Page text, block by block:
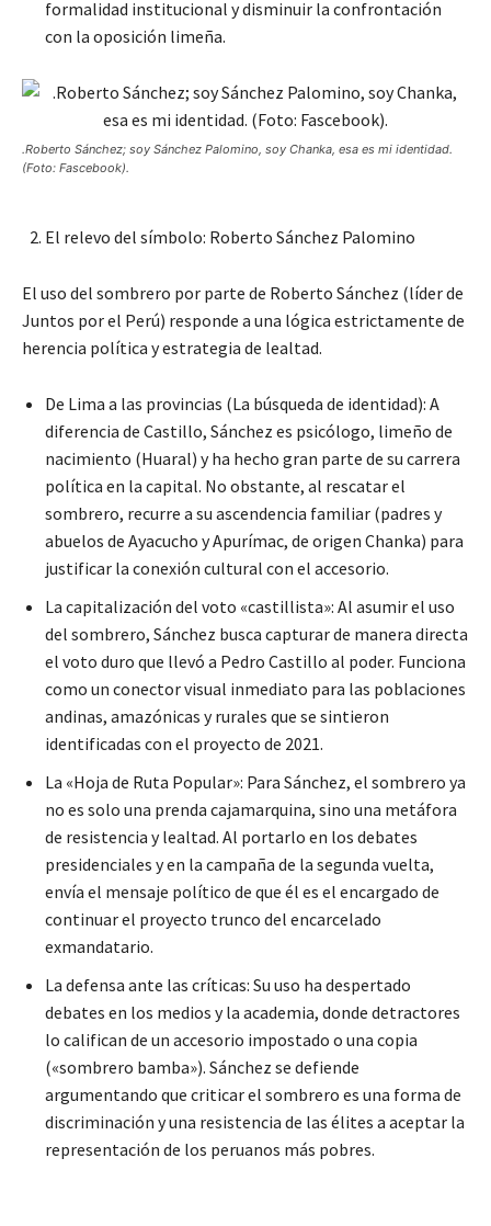
formalidad institucional y disminuir la confrontación
con la oposición limeña.
.Roberto Sánchez; soy Sánchez Palomino, soy Chanka, esa es mi identidad.
(Foto: Fascebook).
El relevo del símbolo: Roberto Sánchez Palomino
El uso del sombrero por parte de Roberto Sánchez (líder de
Juntos por el Perú) responde a una lógica estrictamente de
herencia política y estrategia de lealtad.
De Lima a las provincias (La búsqueda de identidad): A
diferencia de Castillo, Sánchez es psicólogo, limeño de
nacimiento (Huaral) y ha hecho gran parte de su carrera
política en la capital. No obstante, al rescatar el
sombrero, recurre a su ascendencia familiar (padres y
abuelos de Ayacucho y Apurímac, de origen Chanka) para
justificar la conexión cultural con el accesorio.
La capitalización del voto «castillista»: Al asumir el uso
del sombrero, Sánchez busca capturar de manera directa
el voto duro que llevó a Pedro Castillo al poder. Funciona
como un conector visual inmediato para las poblaciones
andinas, amazónicas y rurales que se sintieron
identificadas con el proyecto de 2021.
La «Hoja de Ruta Popular»: Para Sánchez, el sombrero ya
no es solo una prenda cajamarquina, sino una metáfora
de resistencia y lealtad. Al portarlo en los debates
presidenciales y en la campaña de la segunda vuelta,
envía el mensaje político de que él es el encargado de
continuar el proyecto trunco del encarcelado
exmandatario.
La defensa ante las críticas: Su uso ha despertado
debates en los medios y la academia, donde detractores
lo califican de un accesorio impostado o una copia
(«sombrero bamba»). Sánchez se defiende
argumentando que criticar el sombrero es una forma de
discriminación y una resistencia de las élites a aceptar la
representación de los peruanos más pobres.